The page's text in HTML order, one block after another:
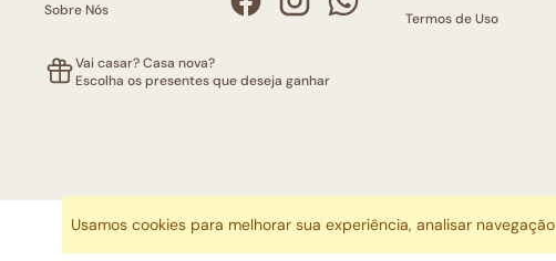
Sobre Nós
Vai casar? Casa nova?
Escolha os presentes que deseja ganhar
Termos de Uso
Usamos cookies para melhorar sua experiência, analisar